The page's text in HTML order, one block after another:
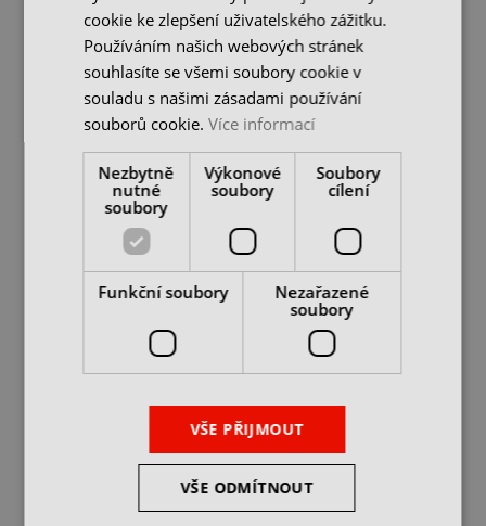
25 190 Kč
cena bez DPH
DO KOŠÍKU
25 190 Kč
cena bez DPH
DO KOŠÍKU
Tester upínací síly
350kg/cm2, typ XXR
Tester upínací síly
350kg/cm2, typ XXR
skladem u dodavatele
28 390 Kč
cena bez DPH
cookie ke zlepšení uživatelského zážitku.
Používáním našich webových stránek
souhlasíte se všemi soubory cookie v
souladu s našimi zásadami používání
souborů cookie.Více informací
Nezbytně
nutné
soubory
Výkonové
soubory
Soubory
cílení
Funkční soubory
Nezařazené
soubory
VŠE PŘIJMOUT
VŠE ODMÍTNOUT